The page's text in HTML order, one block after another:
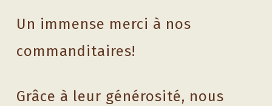
Un immense merci à nos
commanditaires!
Grâce à leur générosité, nous